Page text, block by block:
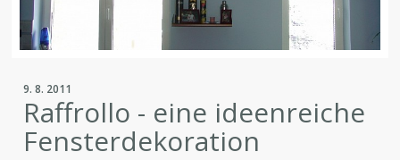
9. 8. 2011
Raffrollo - eine ideenreiche
Fensterdekoration